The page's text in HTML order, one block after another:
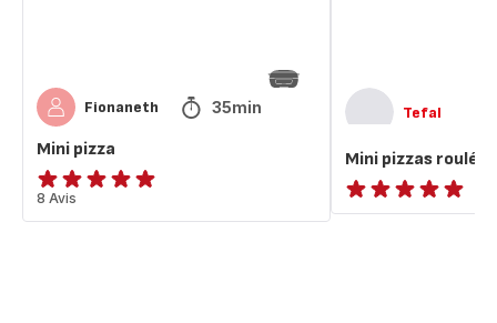
Fionaneth 35min
Mini pizza
Avis
5
8 Avis
Tefal
Mini pizzas roulées
ratings.NaN